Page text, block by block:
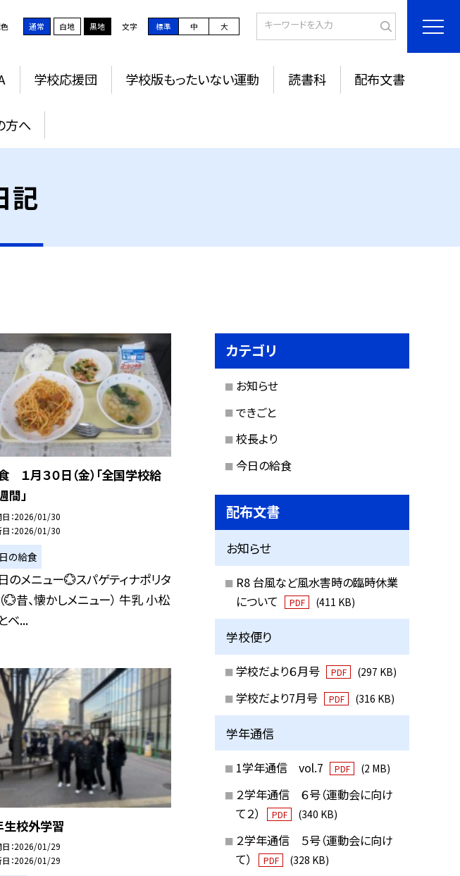
通常 白地 黒地 文字 標準 中 大
学校応援団 学校版もったいない運動 読書科 配布文書
方へ
記
１月３０日（金）「全国学校給
間」
2026/01/30
2026/01/30
の給食
のメニュー💮スパゲティナポリタ
💮昔、懐かしメニュー） 牛乳 小松
ベ...
生校外学習
2026/01/29
2026/01/29
カテゴリ
お知らせ
できごと
校長より
今日の給食
配布文書
お知らせ
R8 台風など風水害時の臨時休業
について
PDF (411 KB)
学校便り
学校だより６月号 PDF (297 KB)
学校だより7月号 PDF (316 KB)
学年通信
1学年通信 vol.7 PDF (2 MB)
２学年通信 ６号（運動会に向け
て２）
PDF (340 KB)
２学年通信 ５号（運動会に向け
て）
PDF (328 KB)